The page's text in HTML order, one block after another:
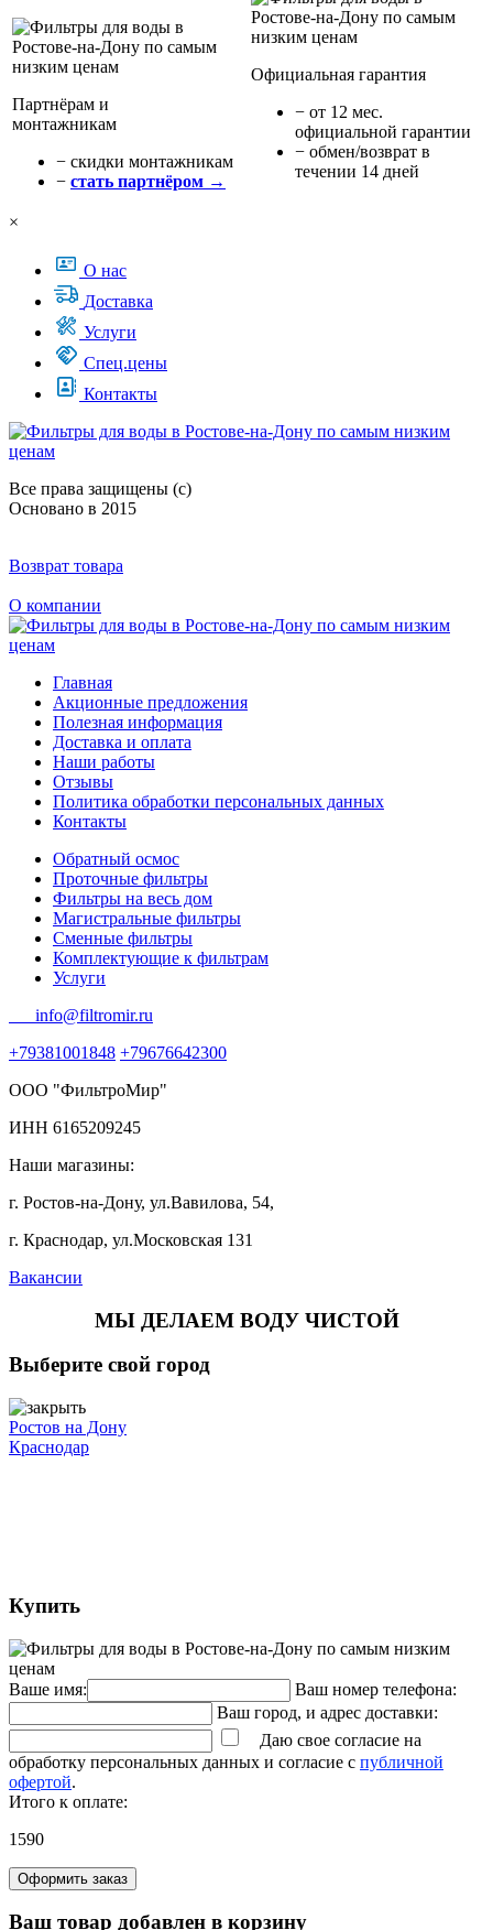
Партнёрам и
монтажникам
− cкидки монтажникам
− стать партнёром →
Официальная гарантия
− от 12 мес.
официальной гарантии
− обмен/возврат в
течении 14 дней
×
О нас
Доставка
Услуги
Спец.цены
Контакты
Все права защищены (с)
Основано в 2015
Возврат товара
О компании
Главная
Акционные предложения
Полезная информация
Доставка и оплата
Наши работы
Отзывы
Политика обработки персональных данных
Контакты
Обратный осмос
Проточные фильтры
Фильтры на весь дом
Магистральные фильтры
Сменные фильтры
Комплектующие к фильтрам
Услуги
info@filtromir.ru
+79381001848 +79676642300
ООО "ФильтроМир"
ИНН 6165209245
Наши магазины:
г. Ростов-на-Дону, ул.Вавилова, 54,
г. Краснодар, ул.Московская 131
Вакансии
МЫ ДЕЛАЕМ ВОДУ ЧИСТОЙ
Выберите свой город
Ростов на Дону
Краснодар
Купить
Ваше имя:
Ваш номер телефона:
Ваш город, и адрес доставки:
Даю свое согласие на
обработку персональных данных и согласие с публичной
офертой.
Итого к оплате:
1590
Оформить заказ
Ваш товар добавлен в корзину